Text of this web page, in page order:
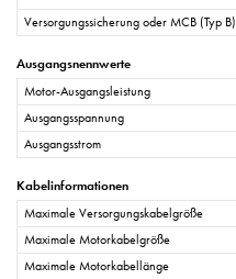
Versorgungssicherung oder MCB (Typ B)
Ausgangsnennwerte
Motor-Ausgangsleistung
Ausgangsspannung
Ausgangsstrom
Kabelinformationen
Maximale Versorgungskabelgröße
Maximale Motorkabelgröße
Maximale Motorkabellänge